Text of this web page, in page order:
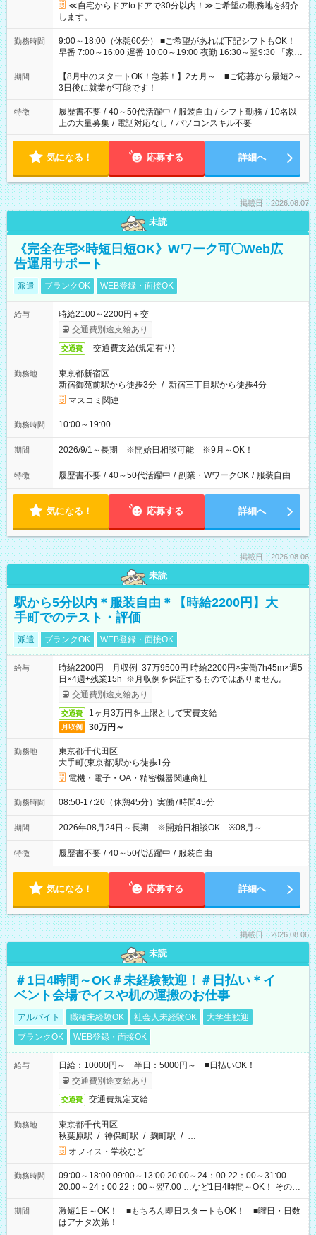
≪自宅からドアtoドアで30分以内！≫ご希望の勤務地を紹介
します。
勤務時間
9:00～18:00（休憩60分） ■ご希望があれば下記シフトもOK！
早番 7:00～16:00 遅番 10:00～19:00 夜勤 16:30～翌9:30 「家族
と休みを合わせたい」 「余裕を持って夕飯の準備がしたい」
「できれば残業はしたくない」 など、ご希望を教えてください
ね。 ※Wワーク希望の方へ 今ご覧のお仕事で希望する勤務時間
と、もう1つのお仕事の勤務時間。 合計で週40時間を超える場
合は応募できません。
期間
【8月中のスタートOK！急募！】2カ月～ ■ご応募から最短2～
3日後に就業が可能です！
特徴 履歴書不要 / 40～50代活躍中 / 服装自由 / シフト勤務 / 10名以
上の大量募集 / 電話対応なし / パソコンスキル不要
気になる！ 応募する 詳細へ
掲載日：2026.08.07
未読
《完全在宅×時短日短OK》Wワーク可〇Web広
告運用サポート
派遣 ブランクOK WEB登録・面接OK
給与
時給2100～2200円＋交
交通費別途支給あり
交通費 交通費支給(規定有り)
勤務地
東京都新宿区
新宿御苑前駅から徒歩3分 / 新宿三丁目駅から徒歩4分
マスコミ関連
勤務時間 10:00～19:00
期間 2026/9/1～長期 ※開始日相談可能 ※9月～OK！
特徴 履歴書不要 / 40～50代活躍中 / 副業・WワークOK / 服装自由
気になる！ 応募する 詳細へ
掲載日：2026.08.06
未読
駅から5分以内＊服装自由＊【時給2200円】大
手町でのテスト・評価
派遣 ブランクOK WEB登録・面接OK
給与
時給2200円 月収例 37万9500円 時給2200円×実働7h45m×週5
日×4週+残業15h ※月収例を保証するものではありません。
交通費別途支給あり
交通費 1ヶ月3万円を上限として実費支給
月収例 30万円～
勤務地
東京都千代田区
大手町(東京都)駅から徒歩1分
電機・電子・OA・精密機器関連商社
勤務時間 08:50-17:20（休憩45分）実働7時間45分
期間 2026年08月24日～長期 ※開始日相談OK ※08月～
特徴 履歴書不要 / 40～50代活躍中 / 服装自由
気になる！ 応募する 詳細へ
掲載日：2026.08.06
未読
＃1日4時間～OK＃未経験歓迎！＃日払い＊イ
ベント会場でイスや机の運搬のお仕事
アルバイト 職種未経験OK 社会人未経験OK
大学生歓迎
ブランクOK
WEB登録・面接OK
給与
日給：10000円～ 半日：5000円～ ■日払いOK！
交通費別途支給あり
交通費 交通費規定支給
勤務地
東京都千代田区
秋葉原駅 / 神保町駅 / 麹町駅 / …
オフィス・学校など
勤務時間
09:00～18:00 09:00～13:00 20:00～24：00 22：00～31:00
20:00～24：00 22：00～翌7:00 …など1日4時間～OK！ その他
シフトもございます！ お気軽にご相談ください！
期間
激短1日～OK！ ■もちろん即日スタートもOK！ ■曜日・日数
はアナタ次第！